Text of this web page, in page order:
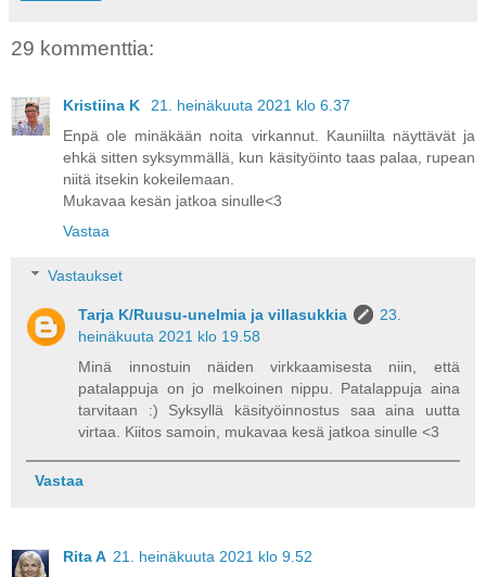
29 kommenttia:
Kristiina K
21. heinäkuuta 2021 klo 6.37
Enpä ole minäkään noita virkannut. Kauniilta näyttävät ja
ehkä sitten syksymmällä, kun käsityöinto taas palaa, rupean
niitä itsekin kokeilemaan.
Mukavaa kesän jatkoa sinulle<3
Vastaa
Vastaukset
Tarja K/Ruusu-unelmia ja villasukkia
23.
heinäkuuta 2021 klo 19.58
Minä innostuin näiden virkkaamisesta niin, että
patalappuja on jo melkoinen nippu. Patalappuja aina
tarvitaan :) Syksyllä käsityöinnostus saa aina uutta
virtaa. Kiitos samoin, mukavaa kesä jatkoa sinulle <3
Vastaa
Rita A 21. heinäkuuta 2021 klo 9.52